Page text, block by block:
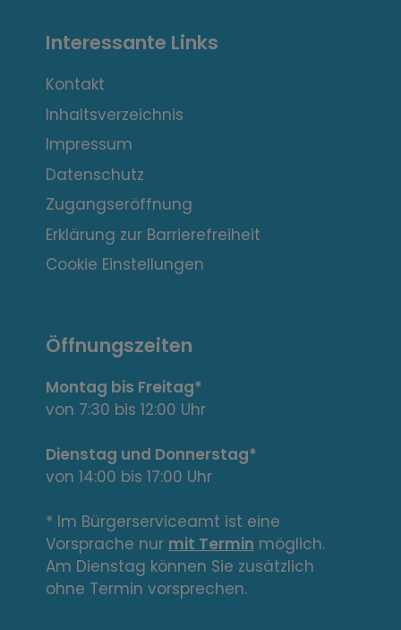
I
n
t
e
r
e
s
s
n
t
e
L
i
n
k
s
Interessante Links
Kontakt
Inhaltsverzeichnis
Impressum
Datenschutz
Zugangseröffnung
Erklärung zur Barrierefreiheit
Cookie Einstellungen
Öffnungszeiten
Montag bis Freitag*
von 7:30 bis 12:00 Uhr
Dienstag und Donnerstag*
von 14:00 bis 17:00 Uhr
* Im Bürgerserviceamt ist eine
Vorsprache nur mit Termin möglich.
Am Dienstag können Sie zusätzlich
ohne Termin vorsprechen.